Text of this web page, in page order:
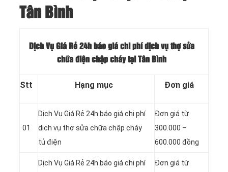
Tân Bình
Dịch Vụ Giá Rẻ 24h báo giá chi phí dịch vụ thợ sửa
chữa điện chập cháy tại Tân Bình
Stt Hạng mục Đơn giá
01
Dịch Vụ Giá Rẻ 24h báo giá chi phí
dịch vụ thợ sửa chữa chập cháy
tủ điện
Đơn giá từ
300.000 –
600.000 đồng
Dịch Vụ Giá Rẻ 24h báo giá chi phí
Đơn giá từ